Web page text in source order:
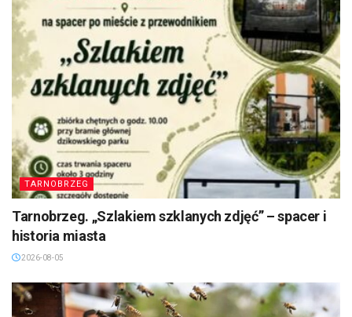
TARNOBRZEG
Tarnobrzeg. „Szlakiem szklanych zdjęć” – spacer i
historia miasta
2026-08-05